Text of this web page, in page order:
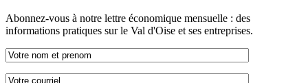
Abonnez-vous à notre lettre économique mensuelle : des
informations pratiques sur le Val d'Oise et ses entreprises.